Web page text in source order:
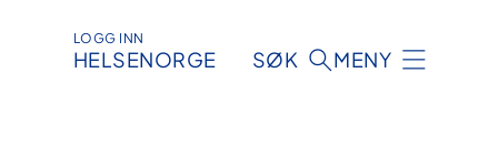
LOGG INN
HELSENORGE SØK MENY